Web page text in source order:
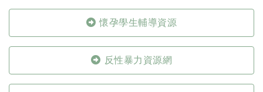
懷孕學生輔導資源
反性暴力資源網